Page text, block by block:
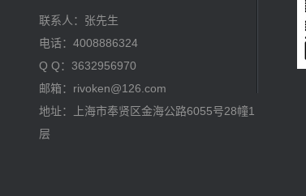
联系人：张先生
电话：4008886324
Q Q：3632956970
邮箱：rivoken@126.com
地址：上海市奉贤区金海公路6055号28幢1
层